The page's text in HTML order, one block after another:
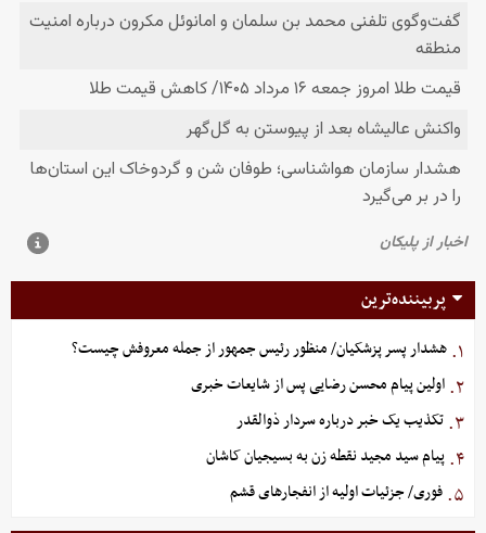
پربیننده‌ترین
۱. هشدار پسر پزشکیان/ منظور رئیس جمهور از جمله معروفش چیست؟
۲. اولین پیام محسن رضایی پس از شایعات خبری
۳. تکذیب یک خبر درباره سردار ذوالقدر
۴. پیام سید مجید نقطه زن به بسیجیان کاشان
۵. فوری/ جزئیات اولیه از انفجارهای قشم